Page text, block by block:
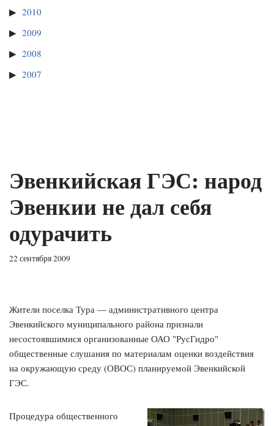
2010
2009
2008
2007
Эвенкийская ГЭС: народ
Эвенкии не дал себя
одурачить
22 сентября 2009
Жители поселка Тура — административного центра
Эвенкийского муниципального района признали
несостоявшимися организованные ОАО "РусГидро"
общественные слушания по материалам оценки воздействия
на окружающую среду (ОВОС) планируемой Эвенкийской
ГЭС.
Процедура общественного